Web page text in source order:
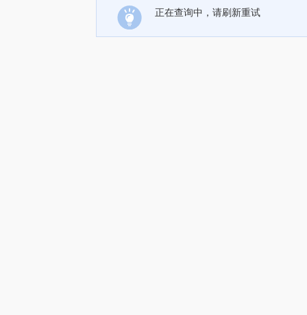
正在查询中，请刷新重试